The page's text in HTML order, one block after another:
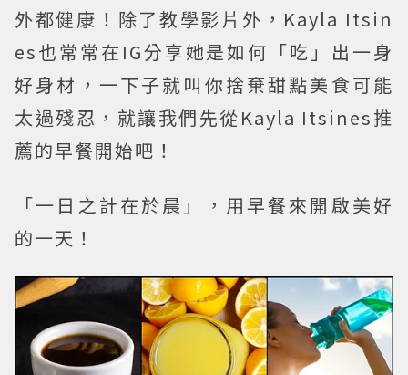
外都健康！除了教學影片外，Kayla Itsin
es也常常在IG分享她是如何「吃」出一身
好身材，一下子就叫你捨棄甜點美食可能
太過殘忍，就讓我們先從Kayla Itsines推
薦的早餐開始吧！
「一日之計在於晨」，用早餐來開啟美好
的一天！